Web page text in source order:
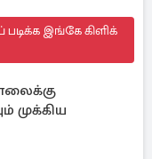
இங்கே கிளிக்
முக்கிய